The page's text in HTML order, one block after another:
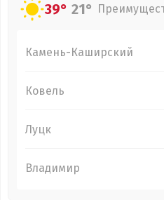
39° 21°
Камень-Каширский
Ковель
Луцк
Владимир